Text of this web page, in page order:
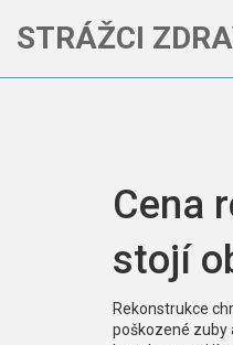
STRÁŽCI
Cena
stojí
Rekonstrukce
poškozené zuby